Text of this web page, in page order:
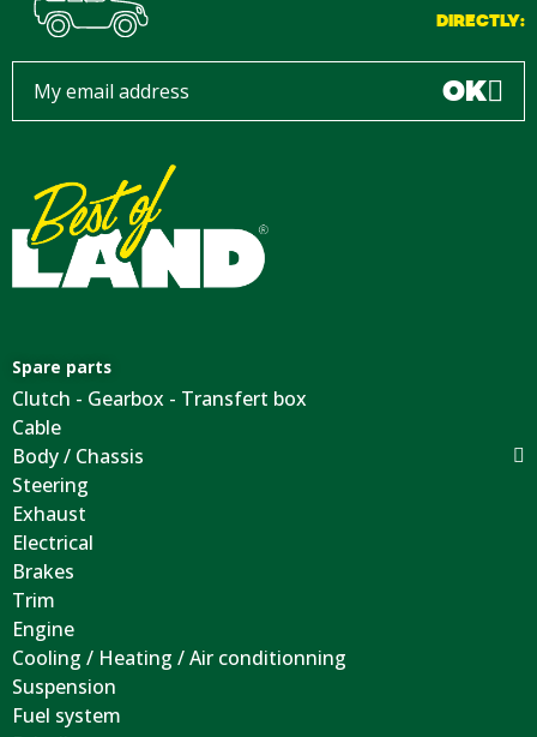
DIRECTLY:
OK
Spare parts
Clutch - Gearbox - Transfert box
Cable
Body / Chassis
Steering
Exhaust
Electrical
Brakes
Trim
Engine
Cooling / Heating / Air conditionning
Suspension
Fuel system